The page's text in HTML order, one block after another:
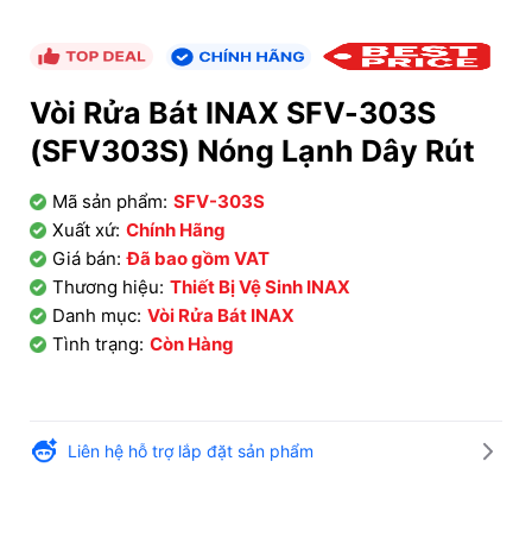
Vòi Rửa Bát INAX SFV-303S
(SFV303S) Nóng Lạnh Dây Rút
Mã sản phẩm: SFV-303S
Xuất xứ: Chính Hãng
Giá bán: Đã bao gồm VAT
Thương hiệu: Thiết Bị Vệ Sinh INAX
Danh mục: Vòi Rửa Bát INAX
Tình trạng: Còn Hàng
Liên hệ hỗ trợ lắp đặt sản phẩm